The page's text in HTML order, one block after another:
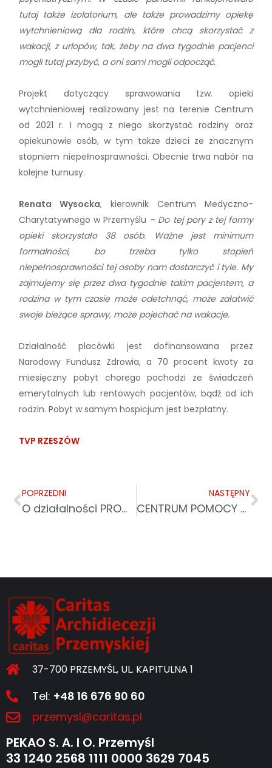
tutaj także izolatorium, ale także prowadzimy opiekę
wytchnieniową dla rodzin, które chcą skorzystać z
wakacji, z urlopów, tak, żeby na dwa tygodnie pacjenci
mogli tutaj przybyć, a oni sami mogli odpocząć.
Projekt dotyczący sprawowania tzw. opieki
wytchnieniowej realizowany jest na terenie Centrum
od 2021 r. i mogą z niego skorzystać rodziny oraz
opiekunowie osób, w tym także dzieci ze znacznym
stopniem niepełnosprawności. Obecnie trwa nabór na
kolejne turnusy.
Renata Wysocka, kierownik Centrum Medyczno-
Charytatywnego w Przemyślu – Do tej pory z tej formy
opieki skorzystało 38 osób. Ważne jest minimum
formalności, bo trzeba tylko stopień
niepełnosprawności tej osoby nam dostarczyć i tyle. My
zajmujemy się przez dwa tygodnie takim pacjentem, a
rodzina w tym czasie może odetchnąć, może załatwić
swoje bieżące sprawy, może pojechać na wakacje.
Działalność placówki jest dofinansowana przez
Narodowy Fundusz Zdrowia, a 70 procent kwoty za
miesięczny pobyt chorego pochodzi ze świadczeń
emerytalnych lub rentowych pacjentów, bądź od ich
rodzin. Pobyt w samym hospicjum jest bezpłatny.
TVP RZESZÓW
POPRZEDNI
O działalności PROWES
NASTĘPNY
CENTRUM POMOCY MIGRANTOM I UCHODZCOM W PRZEMYŚLU PRZY CARITAS ARCHIDIECEZJI PRZEMYSKIEJ
37-700 PRZEMYŚL, UL. KAPITULNA 1
Tel: +48 16 676 90 60
przemysl@caritas.pl
PEKAO S. A. I O. Przemyśl
33 1240 2568 1111 0000 3629 7045